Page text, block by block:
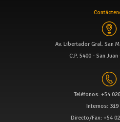
Av. Libertador Gral. San
C.P. 5400 - San
Teléfonos: +54
Internos: 319
Directo/Fax: +54